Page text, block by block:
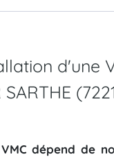
d'une
SARTHE
dépend de